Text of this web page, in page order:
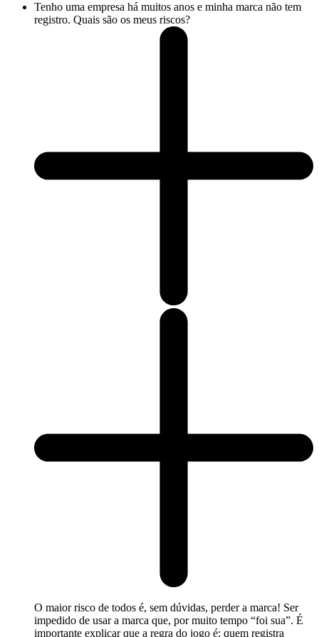
Tenho uma empresa há muitos anos e minha marca não tem
registro. Quais são os meus riscos?
O maior risco de todos é, sem dúvidas, perder a marca! Ser
impedido de usar a marca que, por muito tempo “foi sua”. É
importante explicar que a regra do jogo é: quem registra